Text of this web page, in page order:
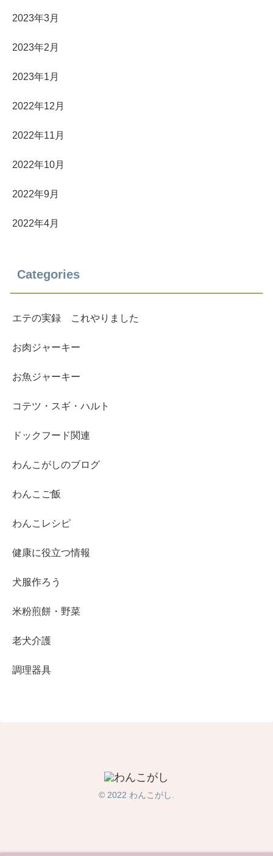
2023年3月
2023年2月
2023年1月
2022年12月
2022年11月
2022年10月
2022年9月
2022年4月
Categories
エテの実録 これやりました
お肉ジャーキー
お魚ジャーキー
コテツ・スギ・ハルト
ドックフード関連
わんこがしのブログ
わんこご飯
わんこレシピ
健康に役立つ情報
犬服作ろう
米粉煎餅・野菜
老犬介護
調理器具
© 2022 わんこがし.